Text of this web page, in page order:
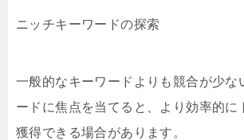
ニッチキーワードの探索
一般的なキーワードよりも競合が少な
ードに焦点を当てると、より効率的に
獲得できる場合があります。